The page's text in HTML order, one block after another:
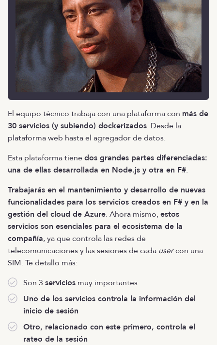
El equipo técnico trabaja con una plataforma con más de
30 servicios (y subiendo) dockerizados. Desde la
plataforma web hasta el agregador de datos.
Esta plataforma tienedos grandes partes diferenciadas:
una de ellas desarrollada en Node.js y otra en F#.
Trabajarás en el mantenimiento y desarrollo de nuevas
funcionalidades para los servicios creados en F# y en la
gestión del cloud de Azure. Ahora mismo,estos
servicios son esenciales para el ecosistema de la
compañía, ya que controla las redes de
telecomunicaciones y las sesiones de cada usercon una
SIM. Te detallo más:
Son 3 servicios muy importantes
Uno de los servicios controla la información del
inicio de sesión
Otro, relacionado con este primero, controla el
rateo de la sesión